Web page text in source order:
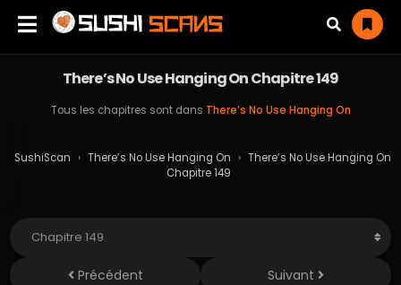
There’s No Use Hanging On Chapitre 149
Tous les chapitres sont dans There’s No Use Hanging On
SushiScan › There’s No Use Hanging On › There’s No Use Hanging On
Chapitre 149
Précédent Suivant